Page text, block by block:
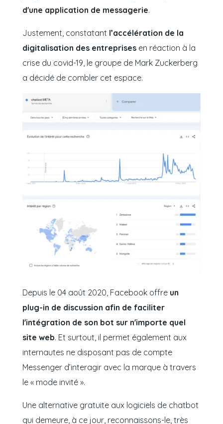
d'une application de messagerie.
Justement, constatant l’accélération de la
digitalisation des entreprisesen réaction à la
crise du covid-19, le groupe de Mark Zuckerberg
a décidé de combler cet espace.
Depuis le 04 août 2020, Facebook offre un
plug-in de discussion afin de faciliter
l'intégration de son bot sur n'importe quel
site web. Et surtout, il permet également aux
internautes ne disposant pas de compte
Messenger d’interagir avec la marque à travers
le « mode invité ».
Une alternative gratuite aux logiciels de chatbot
qui demeure, à ce jour, reconnaissons-le, très